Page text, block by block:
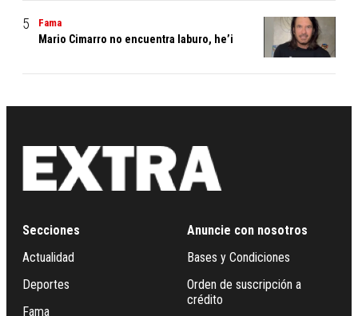
Fama
Mario Cimarro no encuentra laburo, he’i
Secciones
Actualidad
Deportes
Fama
Anuncie con nosotros
Bases y Condiciones
Orden de suscripción a
crédito